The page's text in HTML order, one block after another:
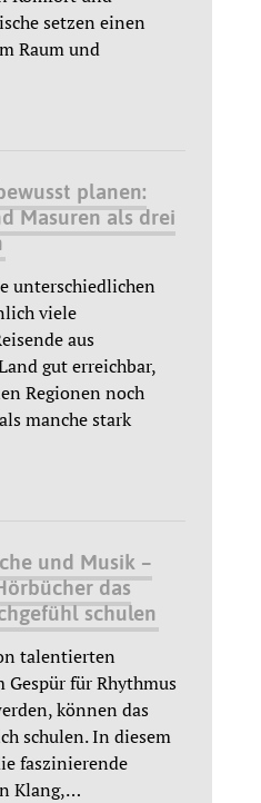
setzen einen
Raum und
planen:
Masuren als drei
unterschiedlichen
viele
aus
gut erreichbar,
Regionen noch
manche stark
und Musik –
das
schulen
talentierten
Gespür für Rhythmus
können das
schulen. In diesem
faszinierende
Klang,…